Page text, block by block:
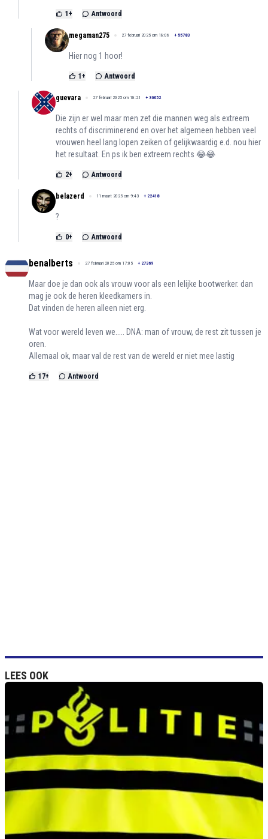
1 + Antwoord
megaman275 27 februari 2025 om 18:06 + 55783
Hier nog 1 hoor!
1 + Antwoord
guevara 27 februari 2025 om 18:21 + 36052
Die zijn er wel maar men zet die mannen weg als extreem
rechts of discriminerend en over het algemeen hebben veel
vrouwen heel lang lopen zeiken of gelijkwaardig e.d. nou hier
het resultaat. En ps ik ben extreem rechts 😂😂
2+ Antwoord
belazerd 11 maart 2025 om 9:43 + 22418
?
0+ Antwoord
benalberts 27 februari 2025 om 17:05 + 27369
Maar doe je dan ook als vrouw voor als een lelijke bootwerker. dan
mag je ook de heren kleedkamers in.
Dat vinden de heren alleen niet erg.
Wat voor wereld leven we..... DNA: man of vrouw, de rest zit tussen je
oren.
Allemaal ok, maar val de rest van de wereld er niet mee lastig
17+ Antwoord
LEES OOK